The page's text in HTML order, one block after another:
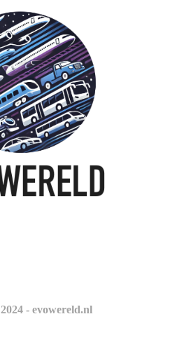
- evowereld.nl